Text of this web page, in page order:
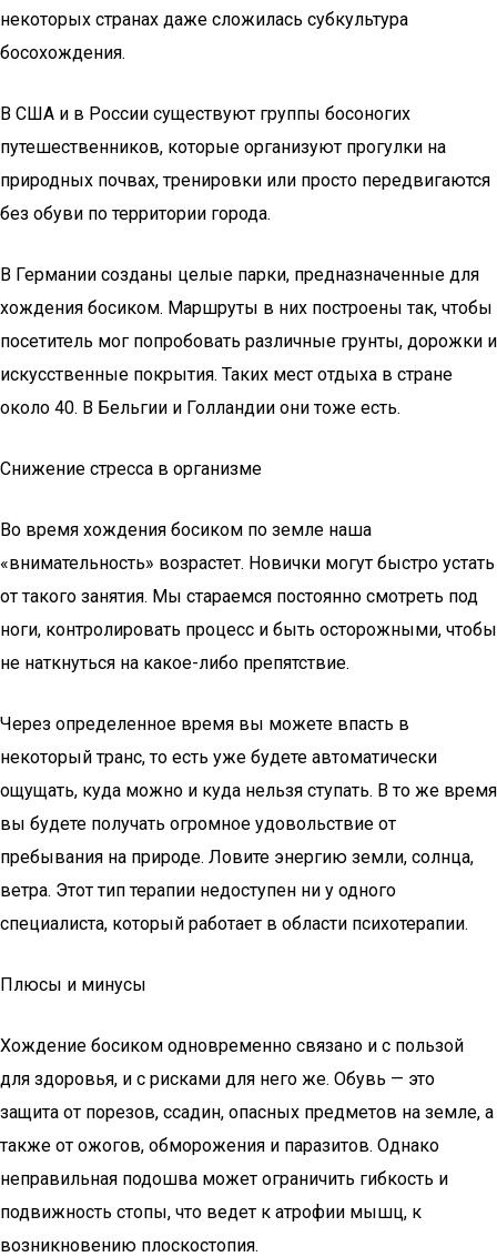
некоторых странах даже сложилась субкультура
босохождения.
В США и в России существуют группы босоногих
путешественников, которые организуют прогулки на
природных почвах, тренировки или просто передвигаются
без обуви по территории города.
В Германии созданы целые парки, предназначенные для
хождения босиком. Маршруты в них построены так, чтобы
посетитель мог попробовать различные грунты, дорожки и
искусственные покрытия. Таких мест отдыха в стране
около 40. В Бельгии и Голландии они тоже есть.
Снижение стресса в организме
Во время хождения босиком по земле наша
«внимательность» возрастет. Новички могут быстро устать
от такого занятия. Мы стараемся постоянно смотреть под
ноги, контролировать процесс и быть осторожными, чтобы
не наткнуться на какое-либо препятствие.
Через определенное время вы можете впасть в
некоторый транс, то есть уже будете автоматически
ощущать, куда можно и куда нельзя ступать. В то же время
вы будете получать огромное удовольствие от
пребывания на природе. Ловите энергию земли, солнца,
ветра. Этот тип терапии недоступен ни у одного
специалиста, который работает в области психотерапии.
Плюсы и минусы
Хождение босиком одновременно связано и с пользой
для здоровья, и с рисками для него же. Обувь — это
защита от порезов, ссадин, опасных предметов на земле, а
также от ожогов, обморожения и паразитов. Однако
неправильная подошва может ограничить гибкость и
подвижность стопы, что ведет к атрофии мышц, к
возникновению плоскостопия.